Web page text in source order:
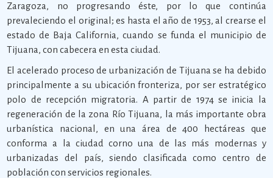
Zaragoza, no progresando éste, por lo que continúa
prevaleciendo el original; es hasta el año de 1953, al crearse el
estado de Baja California, cuando se funda el municipio de
Tijuana, con cabecera en esta ciudad.
El acelerado proceso de urbanización de Tijuana se ha debido
principalmente a su ubicación fronteriza, por ser estratégico
polo de recepción migratoria. A partir de 1974 se inicia la
regeneración de la zona Río Tijuana, la más importante obra
urbanística nacional, en una área de 400 hectáreas que
conforma a la ciudad corno una de las más modernas y
urbanizadas del país, siendo clasificada como centro de
población con servicios regionales.